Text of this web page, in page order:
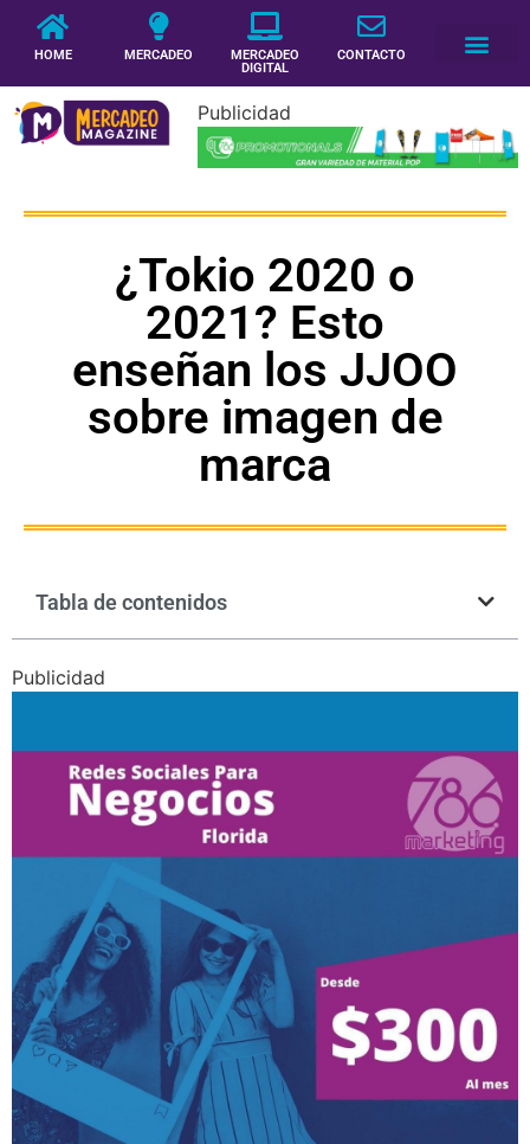
HOME MERCADEO
MERCADEO
DIGITAL
CONTACTO
Publicidad
¿Tokio 2020 o
2021? Esto
enseñan los JJOO
sobre imagen de
marca
Tabla de contenidos
Publicidad